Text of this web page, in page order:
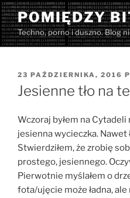
Przejdź
do
treści
POMIĘDZY
Techno, porno i duszno. Blog
OPUBLIKOWANE
W
23 PAŹDZIERNIKA, 2016
Jesienne tło na
Wczoraj byłem na Cytadeli
jesienna wycieczka. Nawet
Stwierdziłem, że zrobię
prostego, jesiennego.
Pierwotnie myślałem o
fota/ujęcie może ładna,